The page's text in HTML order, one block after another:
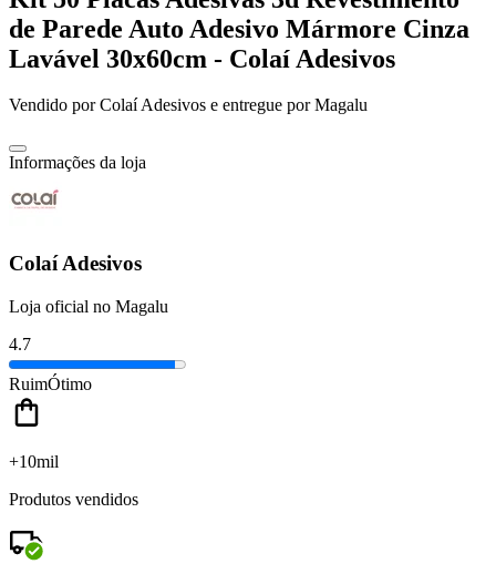
de Parede Auto Adesivo Mármore Cinza
Lavável 30x60cm - Colaí Adesivos
Vendido porColaí Adesivos e entregue por Magalu
Informações da loja
Colaí Adesivos
Loja oficial no Magalu
4.7
RuimÓtimo
+10mil
Produtos vendidos